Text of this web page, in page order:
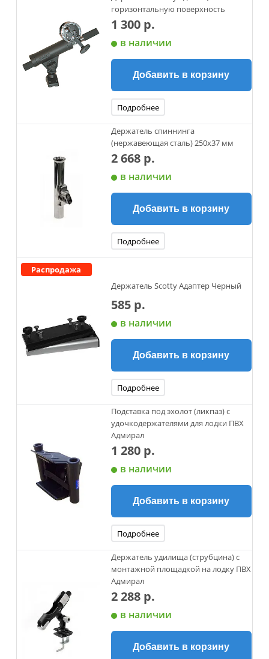
горизонтальную поверхность
1 300 р.
в наличии
Добавить в корзину
Подробнее
Держатель спиннинга
(нержавеющая сталь) 250х37 мм
2 668 р.
в наличии
Добавить в корзину
Подробнее
Распродажа
Держатель Scotty Адаптер Черный
585 р.
в наличии
Добавить в корзину
Подробнее
Подставка под эхолот (ликпаз) с
удочкодержателями для лодки ПВХ
Адмирал
1 280 р.
в наличии
Добавить в корзину
Подробнее
Держатель удилища (струбцина) с
монтажной площадкой на лодку ПВХ
Адмирал
2 288 р.
в наличии
Добавить в корзину